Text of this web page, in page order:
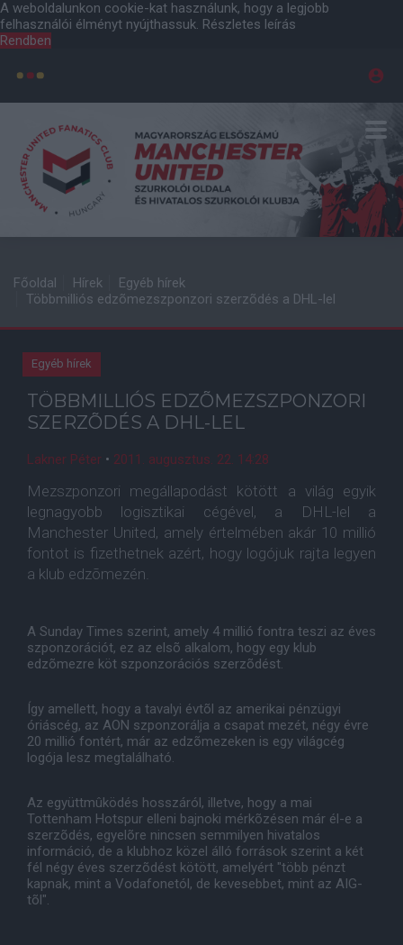
A weboldalunkon cookie-kat használunk, hogy a legjobb
felhasználói élményt nyújthassuk. Részletes leírás
Rendben
Főoldal Hírek
Egyéb hírek
Többmilliós edzõmezszponzori szerzõdés a DHL-lel
Egyéb hírek
TÖBBMILLIÓS EDZÕMEZSZPONZORI
SZERZÕDÉS A DHL-LEL
Lakner Péter • 2011. augusztus. 22. 14:28
Mezszponzori megállapodást kötött a világ egyik
legnagyobb logisztikai cégével, a DHL-lel a
Manchester United, amely értelmében akár 10 millió
fontot is fizethetnek azért, hogy logójuk rajta legyen
a klub edzõmezén.
A Sunday Times szerint, amely 4 millió fontra teszi az éves
szponzorációt, ez az elsõ alkalom, hogy egy klub
edzõmezre köt szponzorációs szerzõdést.
Így amellett, hogy a tavalyi évtõl az amerikai pénzügyi
óriáscég, az AON szponzorálja a csapat mezét, négy évre
20 millió fontért, már az edzõmezeken is egy világcég
logója lesz megtalálható.
Az együttmûködés hosszáról, illetve, hogy a mai
Tottenham Hotspur elleni bajnoki mérkõzésen már él-e a
szerzõdés, egyelõre nincsen semmilyen hivatalos
információ, de a klubhoz közel álló források szerint a két
fél négy éves szerzõdést kötött, amelyért "több pénzt
kapnak, mint a Vodafonetól, de kevesebbet, mint az AIG-
tõl".